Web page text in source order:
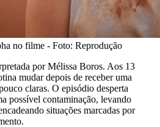
no filme - Foto: Reprodução
por Mélissa Boros. Aos 13
mudar depois de receber uma
claras. O episódio desperta
possível contaminação, levando
situações marcadas por